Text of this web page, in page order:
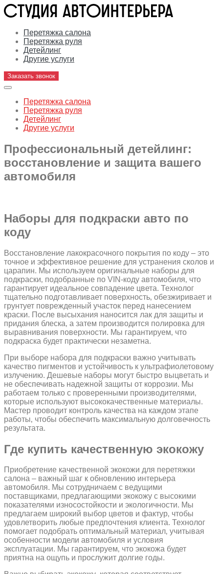
Перетяжка салона
Перетяжка руля
Детейлинг
Другие услуги
Заказать звонок
Перетяжка салона
Перетяжка руля
Детейлинг
Другие услуги
Профессиональный детейлинг:
восстановление и защита вашего
автомобиля
Наборы для подкраски авто по
коду
Восстановление лакокрасочного покрытия по коду – это
точное и эффективное решение для устранения сколов и
царапин. Мы используем оригинальные наборы для
подкраски‚ подобранные по VIN-коду автомобиля‚ что
гарантирует идеальное совпадение цвета. Технолог
тщательно подготавливает поверхность‚ обезжиривает и
грунтует поврежденный участок перед нанесением
краски. После высыхания наносится лак для защиты и
придания блеска‚ а затем производится полировка для
выравнивания поверхности. Мы гарантируем‚ что
подкраска будет практически незаметна.
При выборе набора для подкраски важно учитывать
качество пигментов и устойчивость к ультрафиолетовому
излучению. Дешевые наборы могут быстро выцветать и
не обеспечивать надежной защиты от коррозии. Мы
работаем только с проверенными производителями‚
которые используют высококачественные материалы.
Мастер проводит контроль качества на каждом этапе
работы‚ чтобы обеспечить максимальную долговечность
результата.
Где купить качественную экокожу
Приобретение качественной экокожи для перетяжки
салона – важный шаг к обновлению интерьера
автомобиля. Мы сотрудничаем с ведущими
поставщиками‚ предлагающими экокожу с высокими
показателями износостойкости и экологичности. Мы
предлагаем широкий выбор цветов и фактур‚ чтобы
удовлетворить любые предпочтения клиента. Технолог
помогает подобрать оптимальный материал‚ учитывая
особенности модели автомобиля и условия
эксплуатации. Мы гарантируем‚ что экокожа будет
приятна на ощупь и прослужит долгие годы.